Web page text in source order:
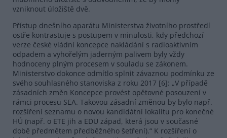
vzniknout úložiště dvě.
Přístup dnešního aparátu Ministerstva životního prostředí
ostře kontrastuje s postupem v minulosti, kdy předchozí
verze české vládní koncepce nakládání s radioaktivním
odpadem a vyhořelým jaderným palivem byly vždy
hodnoceny plným procesem v souladu se zákonem.
Ministerstvo dokonce odmítlo splnit závaznou podmínku ze
svého souhlasného stanoviska z roku 2017 [6]: „V případě
zásadních změn Koncepce provést opětovné posouzení v
rámci procesu SEA. Takovou zásadní změnou by bylo např.
rozšíření seznamu o novou kandidátní lokalitu pro konečné
HÚ (např. o ETE jih a EDU západ, která jsou v současné
době předmětem předběžného šetření).“ K rozšíření o